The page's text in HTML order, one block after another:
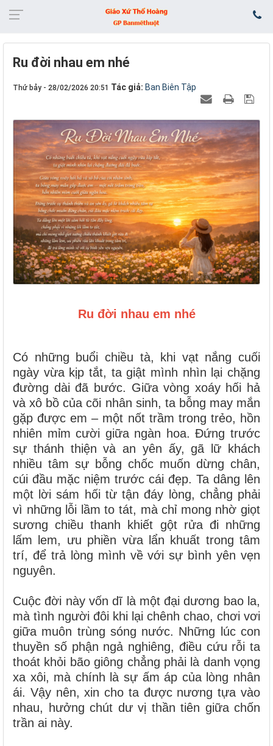
Ru đời nhau em nhé
Thứ bảy - 28/02/2026 20:51 Tác giả: Ban Biên Tập
Ru đời nhau em nhé
Có những buổi chiều tà, khi vạt nắng cuối
ngày vừa kịp tắt, ta giật mình nhìn lại chặng
đường dài đã bước. Giữa vòng xoáy hối hả
và xô bồ của cõi nhân sinh, ta bỗng may mắn
gặp được em – một nốt trầm trong trẻo, hồn
nhiên mỉm cười giữa ngàn hoa. Đứng trước
sự thánh thiện và an yên ấy, gã lữ khách
nhiều tâm sự bỗng chốc muốn dừng chân,
cúi đầu mặc niệm trước cái đẹp. Ta dâng lên
một lời sám hối từ tận đáy lòng, chẳng phải
vì những lỗi lầm to tát, mà chỉ mong nhờ giọt
sương chiều thanh khiết gột rửa đi những
lấm lem, ưu phiền vừa lẩn khuất trong tâm
trí, để trả lòng mình về với sự bình yên vẹn
nguyên.
Cuộc đời này vốn dĩ là một đại dương bao la,
mà tình người đôi khi lại chênh chao, chơi vơi
giữa muôn trùng sóng nước. Những lúc con
thuyền số phận ngả nghiêng, điều cứu rỗi ta
thoát khỏi bão giông chẳng phải là danh vọng
xa xôi, mà chính là sự ấm áp của lòng nhân
ái. Vậy nên, xin cho ta được nương tựa vào
nhau, hưởng chút dư vị thần tiên giữa chốn
trần ai này.